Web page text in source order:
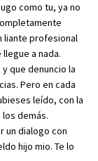
como tu, ya no
liante profesional
a nada.
que denuncio la
Pero en cada
leído, con la
demás.
un dialogo con
hijo mio. Te lo